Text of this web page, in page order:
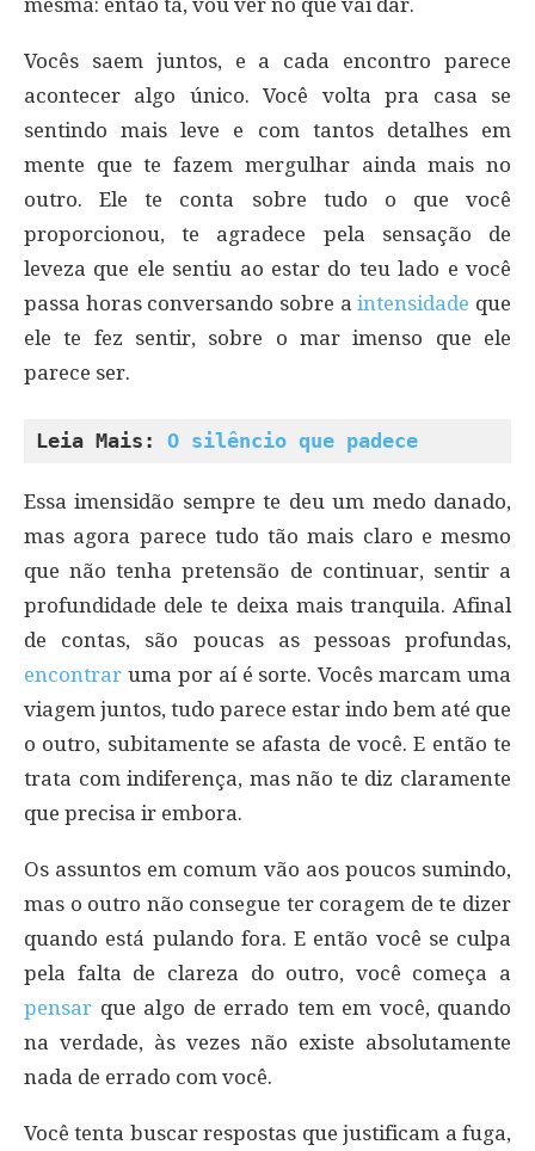
mesma: então tá, vou ver no que vai dar.
Vocês saem juntos, e a cada encontro parece
acontecer algo único. Você volta pra casa se
sentindo mais leve e com tantos detalhes em
mente que te fazem mergulhar ainda mais no
outro. Ele te conta sobre tudo o que você
proporcionou, te agradece pela sensação de
leveza que ele sentiu ao estar do teu lado e você
passa horas conversando sobre aintensidade que
ele te fez sentir, sobre o mar imenso que ele
parece ser.
Leia Mais: O silêncio que padece
Essa imensidão sempre te deu um medo danado,
mas agora parece tudo tão mais claro e mesmo
que não tenha pretensão de continuar, sentir a
profundidade dele te deixa mais tranquila. Afinal
de contas, são poucas as pessoas profundas,
encontrar uma por aí é sorte. Vocês marcam uma
viagem juntos, tudo parece estar indo bem até que
o outro, subitamente se afasta de você. E então te
trata com indiferença, mas não te diz claramente
que precisa ir embora.
Os assuntos em comum vão aos poucos sumindo,
mas o outro não consegue ter coragem de te dizer
quando está pulando fora. E então você se culpa
pela falta de clareza do outro, você começa a
pensar que algo de errado tem em você, quando
na verdade, às vezes não existe absolutamente
nada de errado com você.
Você tenta buscar respostas que justificam a fuga,